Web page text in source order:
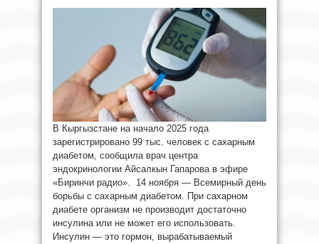
В Кыргызстане на начало 2025 года
зарегистрировано 99 тыс. человек с сахарным
диабетом, сообщила врач центра
эндокринологии Айсалкын Гапарова в эфире
«Биринчи радио». 14 ноября — Всемирный день
борьбы с сахарным диабетом. При сахарном
диабете организм не производит достаточно
инсулина или не может его использовать.
Инсулин — это гормон, вырабатываемый